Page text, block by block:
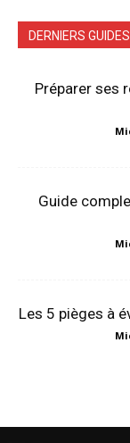
DERNIERS
Préparer ses
Guide
Les 5 pièges à